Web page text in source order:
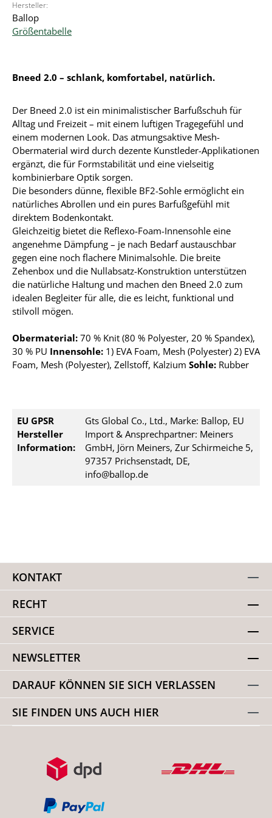
Hersteller:
Ballop
Größentabelle
Bneed 2.0 – schlank, komfortabel, natürlich.
Der Bneed 2.0 ist ein minimalistischer Barfußschuh für
Alltag und Freizeit – mit einem luftigen Tragegefühl und
einem modernen Look. Das atmungsaktive Mesh-
Obermaterial wird durch dezente Kunstleder-Applikationen
ergänzt, die für Formstabilität und eine vielseitig
kombinierbare Optik sorgen.
Die besonders dünne, flexible BF2-Sohle ermöglicht ein
natürliches Abrollen und ein pures Barfußgefühl mit
direktem Bodenkontakt.
Gleichzeitig bietet die Reflexo-Foam-Innensohle eine
angenehme Dämpfung – je nach Bedarf austauschbar
gegen eine noch flachere Minimalsohle. Die breite
Zehenbox und die Nullabsatz-Konstruktion unterstützen
die natürliche Haltung und machen den Bneed 2.0 zum
idealen Begleiter für alle, die es leicht, funktional und
stilvoll mögen.
Obermaterial: 70 % Knit (80 % Polyester, 20 % Spandex),
30 % PU Innensohle: 1) EVA Foam, Mesh (Polyester) 2) EVA
Foam, Mesh (Polyester), Zellstoff, Kalzium Sohle: Rubber
EU GPSR
Hersteller
Information:
Gts Global Co., Ltd., Marke: Ballop, EU
Import & Ansprechpartner: Meiners
GmbH, Jörn Meiners, Zur Schirmeiche 5,
97357 Prichsenstadt, DE,
info@ballop.de
KONTAKT
RECHT
SERVICE
NEWSLETTER
DARAUF KÖNNEN SIE SICH VERLASSEN
SIE FINDEN UNS AUCH HIER